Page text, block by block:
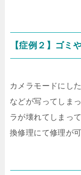
【症例２】ゴミ
カメラモードにし
などが写ってしま
ラが壊れてしまっ
換修理にて修理が